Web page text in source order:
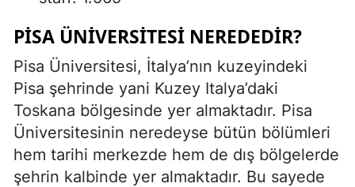
PISA ÜNIVERSITESI NEREDEDIR?
Pisa Üniversitesi, İtalya’nın kuzeyindeki
Pisa şehrinde yani Kuzey Italya’daki
Toskana bölgesinde yer almaktadır. Pisa
Üniversitesinin neredeyse bütün bölümleri
hem tarihi merkezde hem de dış bölgelerde
şehrin kalbinde yer almaktadır. Bu sayede